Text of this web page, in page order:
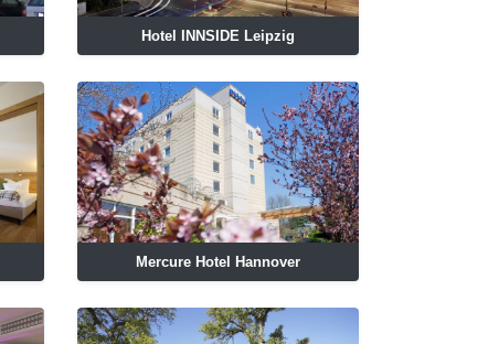
Hotel INNSIDE Leipzig
Mercure Hotel Hannover